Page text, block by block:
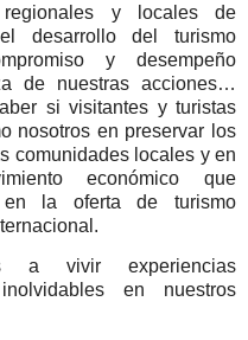
regionales y locales de
desarrollo del turismo
y desempeño
de nuestras acciones…
si visitantes y turistas
nosotros en preservar los
comunidades locales y en
económico que
en la oferta de turismo
a vivir experiencias
en nuestros